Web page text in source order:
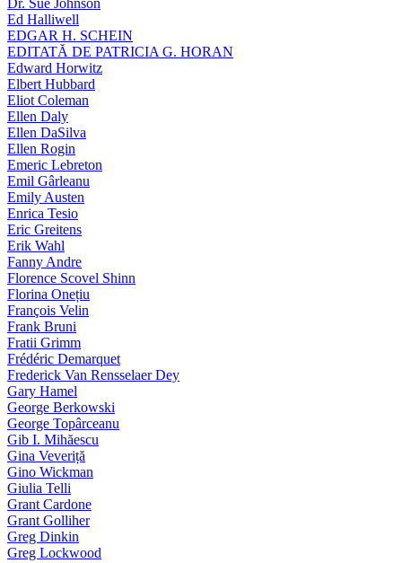
Dr. Sue Johnson
Ed Halliwell
EDGAR H. SCHEIN
EDITATĂ DE PATRICIA G. HORAN
Edward Horwitz
Elbert Hubbard
Eliot Coleman
Ellen Daly
Ellen DaSilva
Ellen Rogin
Emeric Lebreton
Emil Gârleanu
Emily Austen
Enrica Tesio
Eric Greitens
Erik Wahl
Fanny Andre
Florence Scovel Shinn
Florina Onețiu
François Velin
Frank Bruni
Fratii Grimm
Frédéric Demarquet
Frederick Van Rensselaer Dey
Gary Hamel
George Berkowski
George Topârceanu
Gib I. Mihăescu
Gina Veveriță
Gino Wickman
Giulia Telli
Grant Cardone
Grant Golliher
Greg Dinkin
Greg Lockwood